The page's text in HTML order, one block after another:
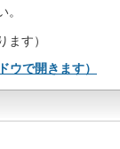
。
ます）
ウで開きます）